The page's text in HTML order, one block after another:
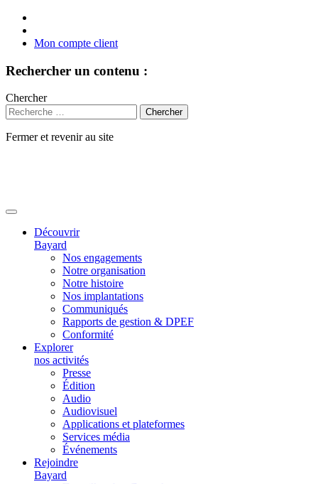
Mon compte client
Rechercher un contenu :
Chercher
Fermer et revenir au site
Découvrir
Bayard
Nos engagements
Notre organisation
Notre histoire
Nos implantations
Communiqués
Rapports de gestion & DPEF
Conformité
Explorer
nos activités
Presse
Édition
Audio
Audiovisuel
Applications et plateformes
Services média
Événements
Rejoindre
Bayard